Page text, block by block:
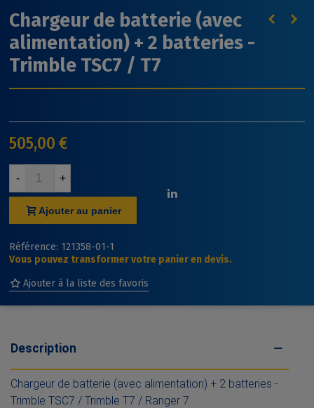
Chargeur de batterie (avec
alimentation) + 2 batteries -
Trimble TSC7 / T7
505,00 €
- +
Ajouter au panier
Référence: 121358-01-1
Vous pouvez transformer votre panier en devis.
Ajouter à la liste des favoris
Description
Chargeur de batterie (avec alimentation) + 2 batteries -
Trimble TSC7 / Trimble T7 / Ranger 7